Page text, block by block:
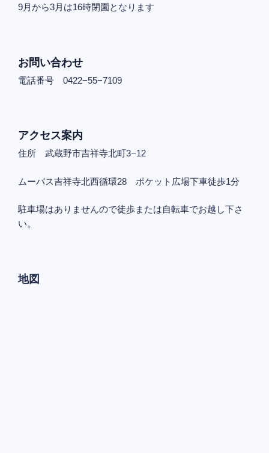
9月から3月は16時閉園となります
お問い合わせ
電話番号 0422−55−7109
アクセス案内
住所 武蔵野市吉祥寺北町3−12
ムーバス吉祥寺北西循環28 ポケット広場下車徒歩1分
駐車場はありませんので徒歩または自転車でお越し下さ
い。
地図